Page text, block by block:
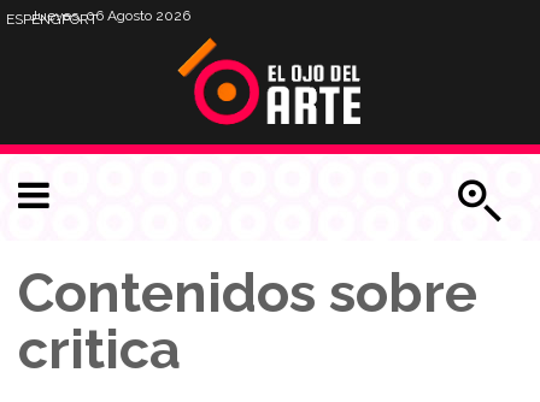
Jueves, 06 Agosto 2026
ESPENGPORT
Contenidos sobre
critica